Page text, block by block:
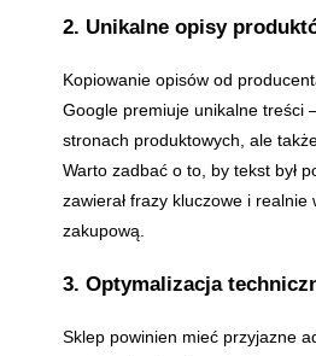
2. Unikalne opisy
Kopiowanie opisów od
Google premiuje unikalne treści
stronach produktowych, ale
Warto zadbać o to, by tekst był
zawierał frazy kluczowe i realnie
zakupową.
3. Optymalizacja
Sklep powinien mieć przyjazne